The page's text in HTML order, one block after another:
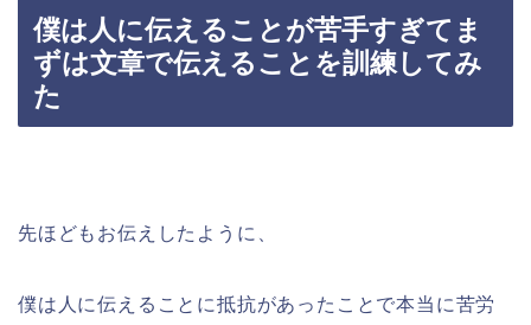
僕は人に伝えることが苦手すぎてま
ずは文章で伝えることを訓練してみ
た
先ほどもお伝えしたように、
僕は人に伝えることに抵抗があったことで本当に苦労